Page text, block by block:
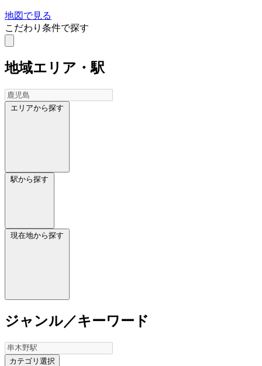
地図で見る
こだわり条件で探す
地域エリア・駅
エリアから探す
駅から探す
現在地から探す
ジャンル／キーワード
カテゴリ選択